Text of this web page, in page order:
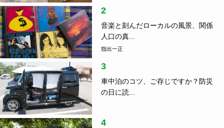
2
音楽と刻んだローカルの風景、関係
人口の真...
指出一正
3
車中泊のコツ、ご存じですか？防災
の日に読...
4